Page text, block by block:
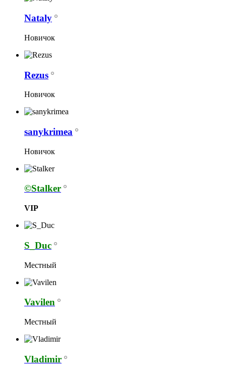
Nataly
Новичок
Rezus
Новичок
sanykrimea
Новичок
©Stalker
VIP
S_Duc
Местный
Vavilen
Местный
Vladimir